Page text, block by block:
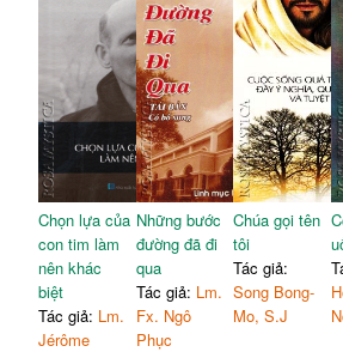
Chọn lựa của
con tim làm
nên khác
biệt
Tác giả: Lm.
Jérôme
Những bước
đường đã đi
qua
Tác giả: Lm.
Fx. Ngô
Phục
Chúa gọi tên
tôi
Tác giả:
Song Bong-
Mo, S.J